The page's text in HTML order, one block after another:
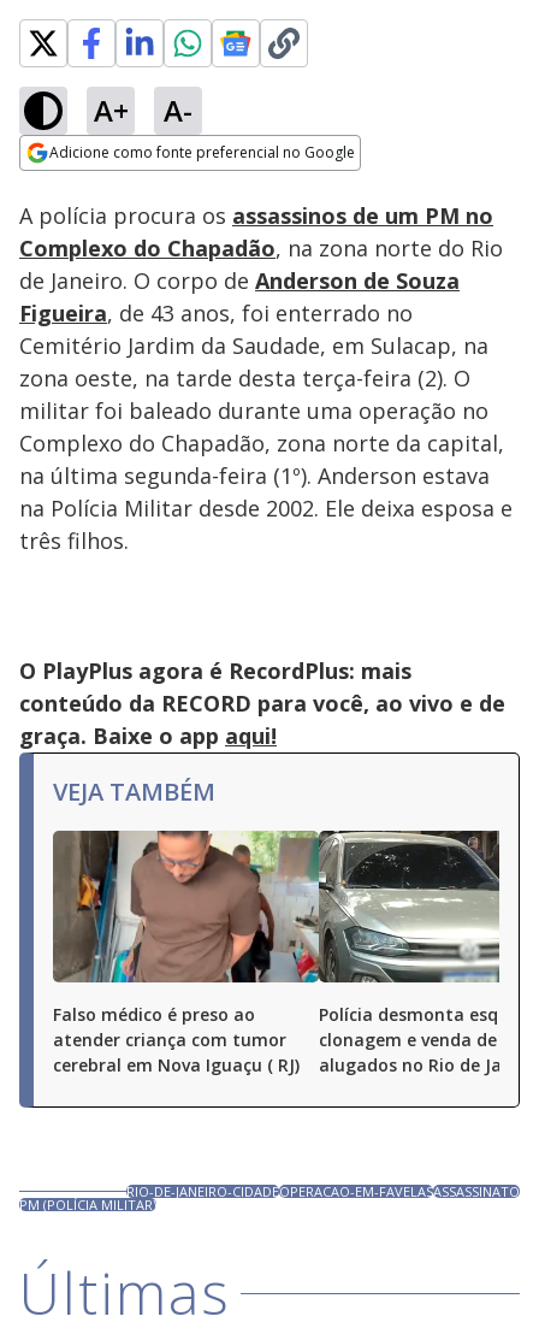
A+ A-
Adicione como fonte preferencial no Google
Ativar
96.53%
A polícia procura os assassinos de um PM no
Complexo do Chapadão, na zona norte do Rio
de Janeiro. O corpo de Anderson de Souza
Figueira, de 43 anos, foi enterrado no
Cemitério Jardim da Saudade, em Sulacap, na
zona oeste, na tarde desta terça-feira (2). O
militar foi baleado durante uma operação no
Complexo do Chapadão, zona norte da capital,
na última segunda-feira (1º). Anderson estava
na Polícia Militar desde 2002. Ele deixa esposa e
três filhos.
O PlayPlus agora é RecordPlus: mais
conteúdo da RECORD para você, ao vivo e de
graça. Baixe o app aqui!
VEJA TAMBÉM
Falso médico é preso ao
atender criança com tumor
cerebral em Nova Iguaçu ( RJ)
Polícia desmonta
clonagem e venda de
alugados no Rio de
RIO-DE-JANEIRO-CIDADEOPERACAO-EM-FAVELASASSASSINATO
PM (POLÍCIA MILITAR)
Últimas